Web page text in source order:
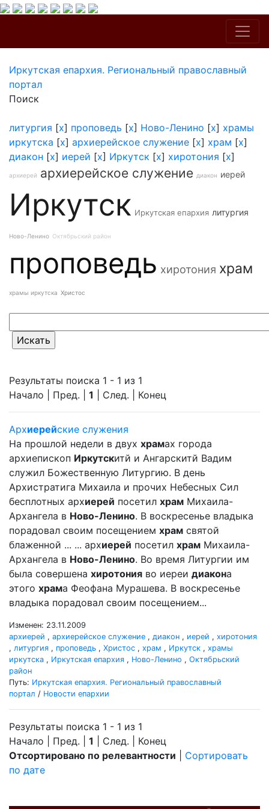
Иркутская епархия. Региональный православный
портал
Поиск
литургия [x] проповедь [x] Ново-Ленино [x] храмы
иркутска [x] архиерейское служение [x] храм [x]
диакон [x] иерей [x] Иркутск [x] хиротония [x]
архиерей архиерейское служение диакон иерей
Иркутск Иркутская епархия литургия
Ново-Ленино Октябрьский район
проповедь хиротония храм
храмы иркутска Христос
Результаты поиска 1 - 1 из 1
Начало | Пред. | 1 | След. | Конец
Архиерейские служения
На прошлой недели в двух храмах города
архиепископ Иркутскитй и Ангарскитй Вадим
служил Божественную Литургию. В день
Архистратига Михаила и прочих Небесных Сил
бесплотных архиерей посетил храм Михаила-
Архангела в Ново-Ленино. В воскресенье владыка
порадовал своим посещением храм святой
блаженной ... ... архиерей посетил храм Михаила-
Архангела в Ново-Ленино. Во время Литургии им
была совершена хиротония во иереи диакона
этого храма Феофана Мурашева. В воскресенье
владыка порадовал своим посещением...
Изменен: 23.11.2009
архиерей , архиерейское служение , диакон , иерей , хиротония
, литургия , проповедь , Христос , храм , Иркутск , храмы
иркутска , Иркутская епархия , Ново-Ленино , Октябрьский
район
Путь: Иркутская епархия. Региональный православный
портал / Новости епархии
Результаты поиска 1 - 1 из 1
Начало | Пред. | 1 | След. | Конец
Отсортировано по релевантности
Сортировать
по дате